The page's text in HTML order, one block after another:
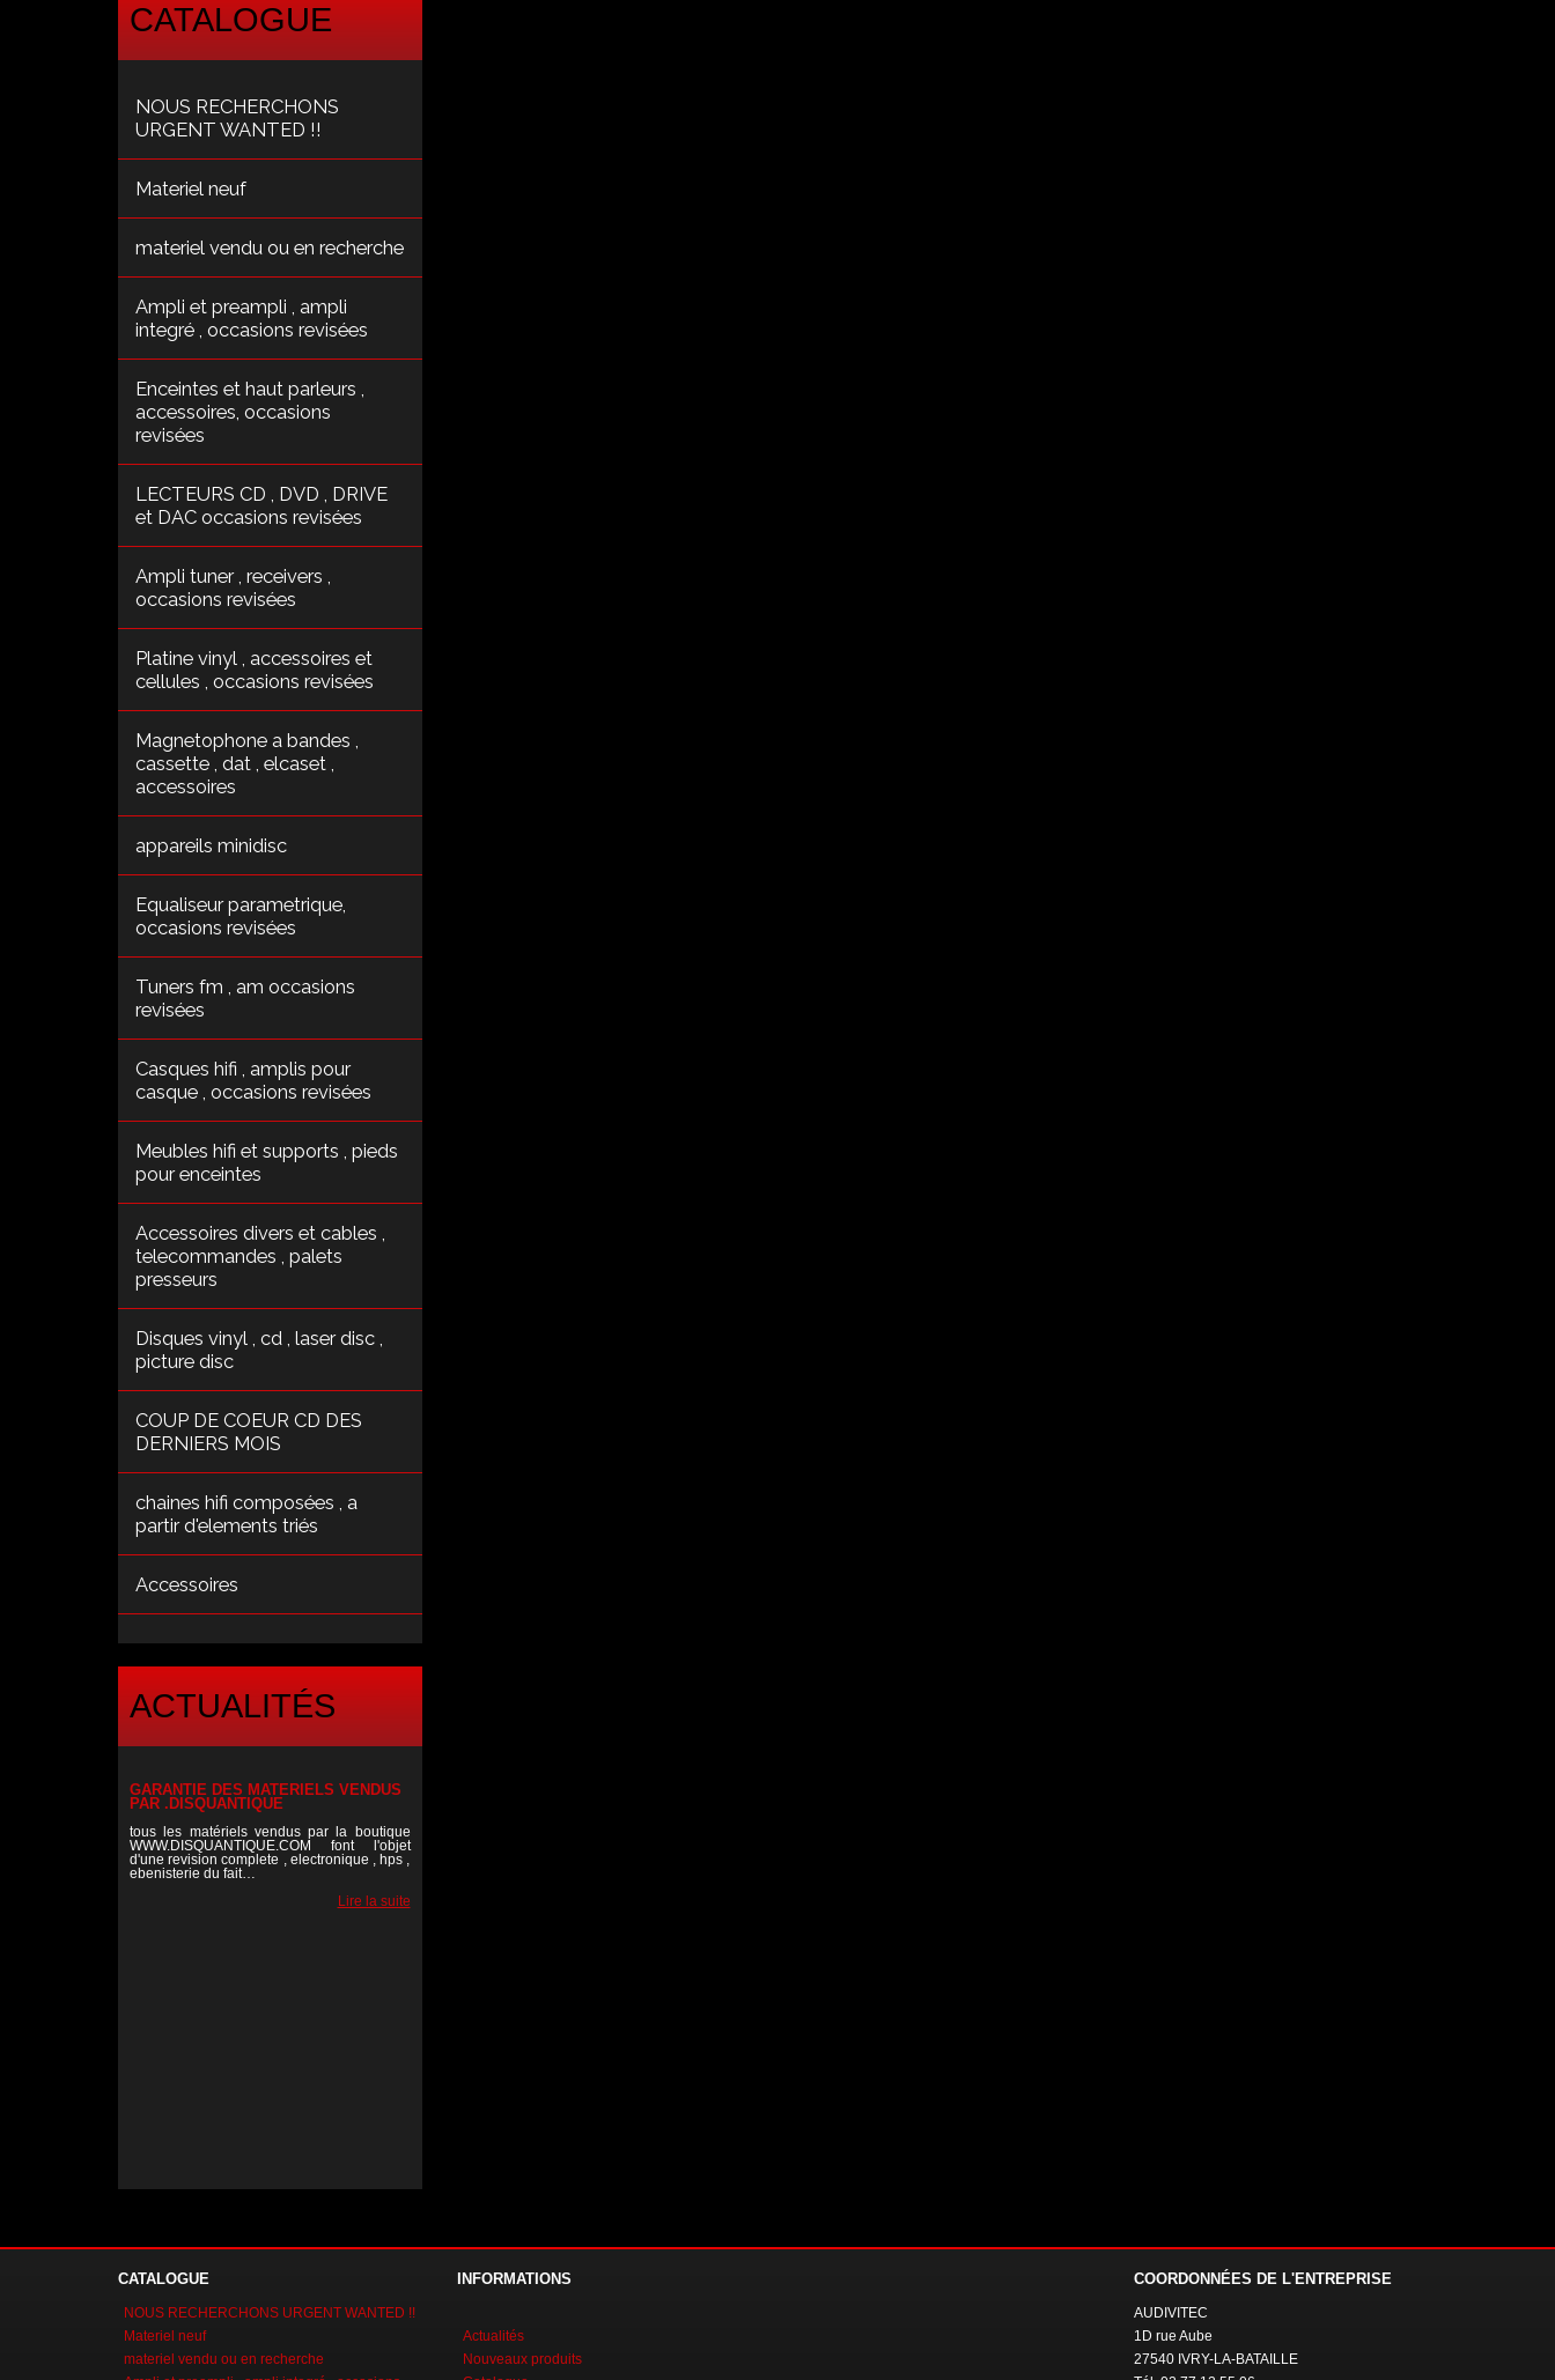
CATALOGUE
NOUS RECHERCHONS
URGENT WANTED !!
Materiel neuf
materiel vendu ou en recherche
Ampli et preampli , ampli
integré , occasions revisées
Enceintes et haut parleurs ,
accessoires, occasions
revisées
LECTEURS CD , DVD , DRIVE
et DAC occasions revisées
Ampli tuner , receivers ,
occasions revisées
Platine vinyl , accessoires et
cellules , occasions revisées
Magnetophone a bandes ,
cassette , dat , elcaset ,
accessoires
appareils minidisc
Equaliseur parametrique,
occasions revisées
Tuners fm , am occasions
revisées
Casques hifi , amplis pour
casque , occasions revisées
Meubles hifi et supports , pieds
pour enceintes
Accessoires divers et cables ,
telecommandes , palets
presseurs
Disques vinyl , cd , laser disc ,
picture disc
COUP DE COEUR CD DES
DERNIERS MOIS
chaines hifi composées , a
partir d'elements triés
Accessoires
ACTUALITÉS
Lire la suite
GARANTIE DES MATERIELS VENDUS
PAR .DISQUANTIQUE
tous les matériels vendus par la boutique
WWW.DISQUANTIQUE.COM font l'objet
d'une revision complete , electronique , hps ,
ebenisterie du fait…
Lire la suite
CATALOGUE
NOUS RECHERCHONS URGENT WANTED !!
Materiel neuf
materiel vendu ou en recherche
INFORMATIONS
Actualités
Nouveaux produits
COORDONNÉES DE L'ENTREPRISE
AUDIVITEC
1D rue Aube
27540 IVRY-LA-BATAILLE